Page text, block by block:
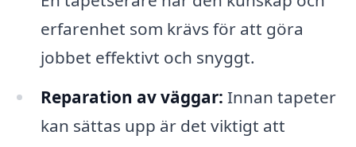
erfarenhet som krävs för att göra
jobbet effektivt och snyggt.
Reparation av väggar: Innan tapeter
kan sättas upp är det viktigt att